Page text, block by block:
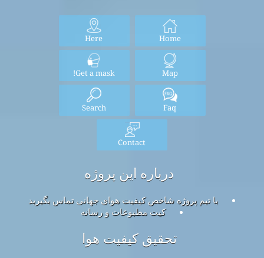
Home
Here
Map
Get a mask!
Faq
Search
Contact
درباره این پروژه
با تیم پروژه شاخص کیفیت هوای جهانی تماس بگیرید
کیت مطبوعات و رسانه
تحقیق کیفیت هوا